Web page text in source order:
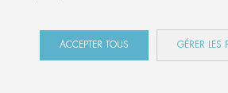
ACCEPTER TOUS GÉRER LES